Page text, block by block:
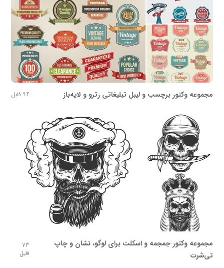
مجموعه وکتور برچسب و لیبل تبلیغاتی رترو و لایه‌باز 94 فایل
مجموعه وکتور جمجمه و اسکلت برای لوگو، نشان و چاپ
تی‌شرت
73
فایل